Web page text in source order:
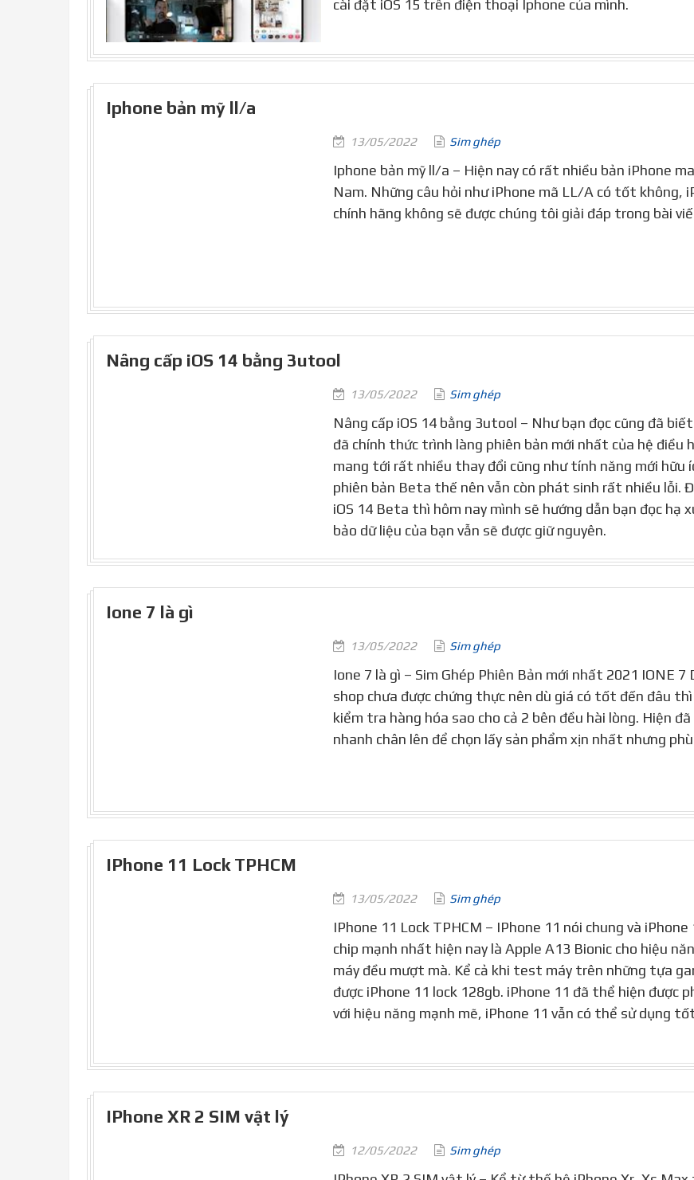
cài đặt iOS 15 trên điện thoại Iphone của mình.
Iphone bản mỹ ll/a
13/05/2022 Sim ghép
Iphone bản mỹ ll/a – Hiện nay có rất nhiều bản iPhone
Nam. Những câu hỏi như iPhone mã LL/A có tốt không,
chính hãng không sẽ được chúng tôi giải đáp trong bài
Nâng cấp iOS 14 bằng 3utool
13/05/2022 Sim ghép
Nâng cấp iOS 14 bằng 3utool – Như bạn đọc cũng đã
đã chính thức trình làng phiên bản mới nhất của hệ điều
mang tới rất nhiều thay đổi cũng như tính năng mới hữu
phiên bản Beta thế nên vẫn còn phát sinh rất nhiều lỗi.
iOS 14 Beta thì hôm nay mình sẽ hướng dẫn bạn đọc hạ
bảo dữ liệu của bạn vẫn sẽ được giữ nguyên.
Ione 7 là gì
13/05/2022 Sim ghép
Ione 7 là gì – Sim Ghép Phiên Bản mới nhất 2021 IONE 7
shop chưa được chứng thực nên dù giá có tốt đến đâu
kiểm tra hàng hóa sao cho cả 2 bên đều hài lòng. Hiện
nhanh chân lên để chọn lấy sản phẩm xịn nhất nhưng
IPhone 11 Lock TPHCM
13/05/2022 Sim ghép
IPhone 11 Lock TPHCM – IPhone 11 nói chung và
chip mạnh nhất hiện nay là Apple A13 Bionic cho hiệu
máy đều mượt mà. Kể cả khi test máy trên những tựa
được iPhone 11 lock 128gb. iPhone 11 đã thể hiện được
với hiệu năng mạnh mẽ, iPhone 11 vẫn có thể sử dụng
IPhone XR 2 SIM vật lý
12/05/2022 Sim ghép